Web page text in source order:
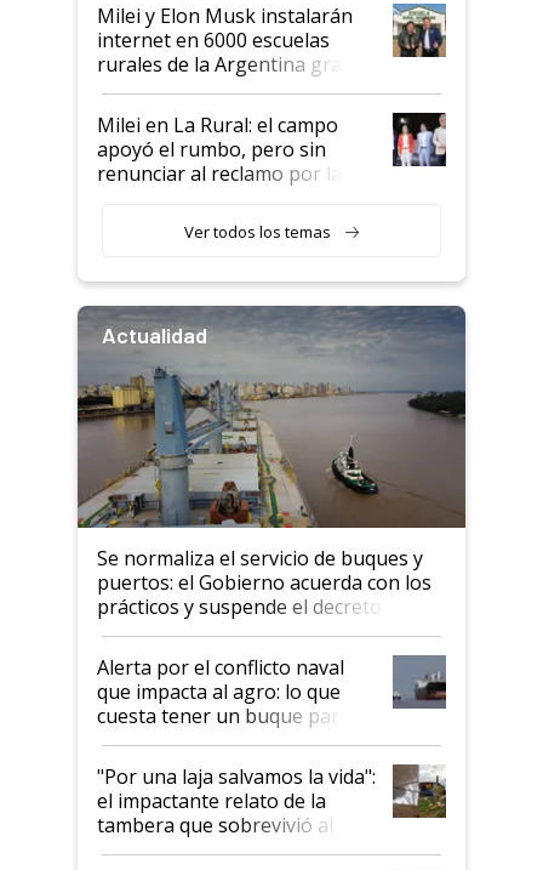
Milei y Elon Musk instalarán
internet en 6000 escuelas
rurales de la Argentina gracias
a un acuerdo con Starlink
Milei en La Rural: el campo
apoyó el rumbo, pero sin
renunciar al reclamo por las
Ver todos los temas
Actualidad
Se normaliza el servicio de buques y
puertos: el Gobierno acuerda con los
prácticos y suspende el decreto de
desregulación
Alerta por el conflicto naval
que impacta al agro: lo que
cuesta tener un buque parado
y el peligro de que Argentina
pase a ser "país sucio"
"Por una laja salvamos la vida":
el impactante relato de la
tambera que sobrevivió al
tornado